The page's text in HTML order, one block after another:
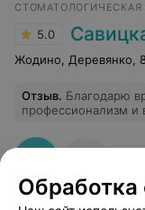
отношением я
Рекомендация:
поискать более
Ларису Федоровну
СТОМАТОЛОГИЧЕСКАЯ
5.0
Жодино, Деревянко,
Отзыв. Благодарю
профессионализм и